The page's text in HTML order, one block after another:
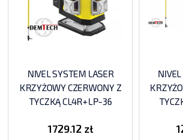
NIVEL SYSTEM LASER
KRZYŻOWY CZERWONY Z
TYCZKĄ CL4R+LP-36
1729.12 zł